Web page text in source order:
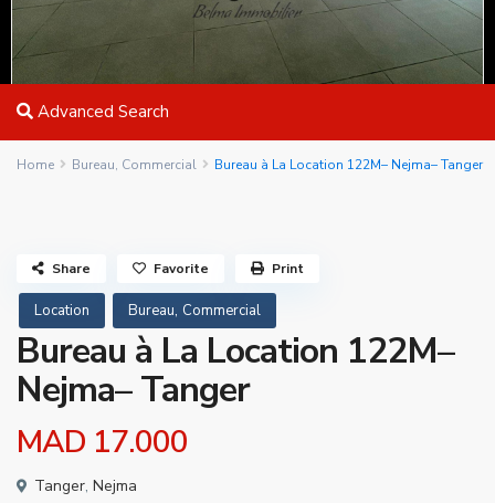
Advanced Search
Home Bureau, Commercial Bureau à La Location 122M– Nejma– Tanger
Location Bureau, Commercial
Bureau à La Location 122M–
Nejma– Tanger
MAD 17.000
Tanger, Nejma
Share Favorite Print